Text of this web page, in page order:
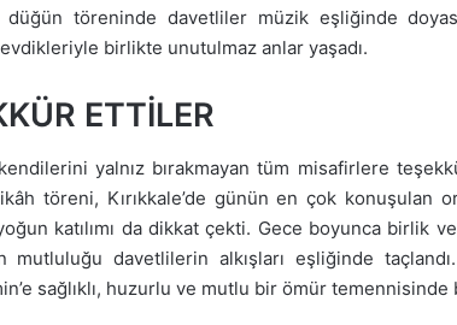
töreninde davetliler müzik eşliğinde
birlikte unutulmaz anlar yaşadı.
ETTİLER
yalnız bırakmayan tüm misafirlere
töreni, Kırıkkale’de günün en çok konuşulan
katılımı da dikkat çekti. Gece boyunca birlik
davetlilerin alkışları eşliğinde
sağlıklı, huzurlu ve mutlu bir ömür temennisinde